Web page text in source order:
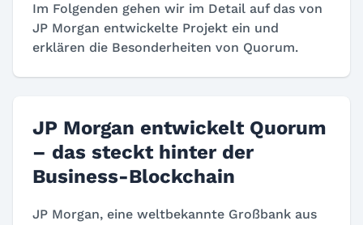
Im Folgenden gehen wir im Detail auf das von
JP Morgan entwickelte Projekt ein und
erklären die Besonderheiten von Quorum.
JP Morgan entwickelt Quorum
– das steckt hinter der
Business-Blockchain
JP Morgan, eine weltbekannte Großbank aus